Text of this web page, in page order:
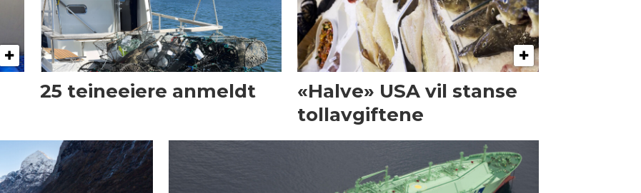
25 teineeiere anmeldt
«Halve» USA vil stanse
tollavgiftene